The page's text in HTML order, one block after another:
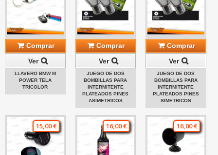
Comprar
Ver
LLAVERO BMW M
POWER TELA
TRICOLOR
Comprar
Ver
JUEGO DE DOS
BOMBILLAS PARA
INTERMITENTE
PLATEADOS PINES
ASIMETRICOS
Comprar
Ver
JUEGO DE DOS
BOMBILLAS PARA
INTERMITENTE
PLATEADOS PINES
SIMETRICOS
15,00 € 16,00 € 16,00 €